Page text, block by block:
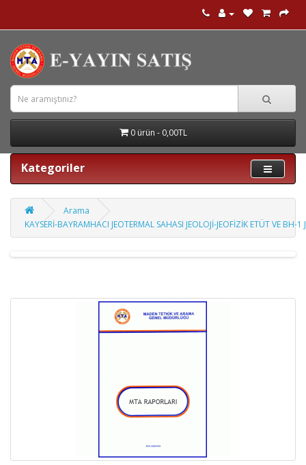
0 ürün - 0,00TL
Kategoriler
Arama
KAYSERİ-BAYRAMHACI JEOTERMAL SAHASI JEOLOJİ-JEOFİZİK ETÜT VE